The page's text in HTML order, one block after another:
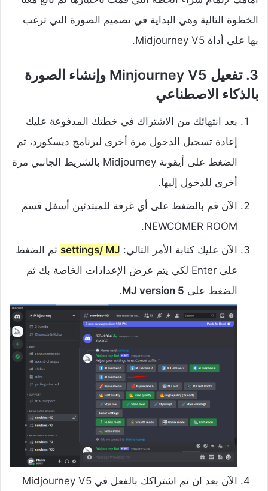
الخطوة التالية وهي البداية في تصميم الصورة التي ترغب
بها على أداة Midjourney V5.
3. تفعيل Minjourney V5 وإنشاء الصورة
بالذكاء الاصطناعي
بعد انتهائك من الاشتراك في خطتك المدفوعة عليك
إعادة تسجيل الدخول مرة أخرى لبرنامج ديسكورد، ثم
الضغط على أيقونة Midjourney بالشريط الجانبي مرة
أخرى للدخول إليها.
الآن قم بالضغط على أي غرفة للمبتدئين أسفل قسم
NEWCOMER ROOM.
الآن عليك كتابة الأمر التالي: settings/ MJ ثم الضغط
على Enter لكي يتم عرض الإعدادات الخاصة بك ثم
الضغط على MJ version 5
.
الآن بعد ان تم اشتراكك بالفعل في Midjourney V5